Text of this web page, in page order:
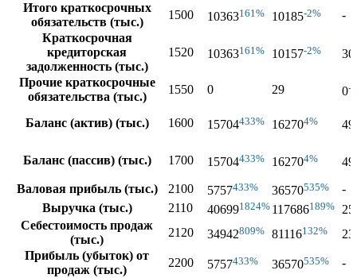
Итого краткосрочных
обязательств (тыс.)
1500 10363161% 10185-2%
-
Краткосрочная
кредиторская
задолженность (тыс.)
1520 10363161% 10157-2%
Прочие краткосрочные
обязательства (тыс.)
1550 0 29 0-
Баланс (актив) (тыс.) 1600 15704433% 162704%
Баланс (пассив) (тыс.) 1700 15704433% 162704%
Валовая прибыль (тыс.)
2100 5757433% 36570535%
-
Выручка (тыс.)
2110 406991824% 117686189%
Себестоимость продаж
(тыс.)
2120 34942809% 81116132%
Прибыль (убыток) от
продаж (тыс.)
2200 5757433% 36570535%
-